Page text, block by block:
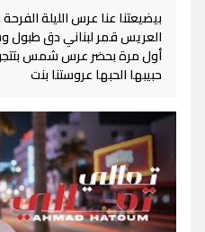
بيضيعتنا عنا عرس الليلة
العريس قمر لبناني دق طبول
أول مرة بحضر عرس شمس
حبيبها الحبها عروستنا بنت